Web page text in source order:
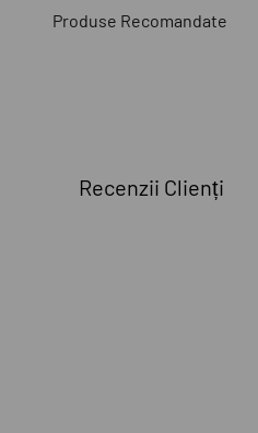
Recenzii Clienți